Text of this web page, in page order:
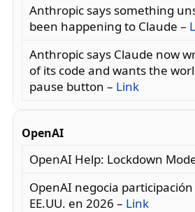
Anthropic says something
been happening to Claude –
Anthropic says Claude now
of its code and wants the
pause button – Link
OpenAI
OpenAI Help: Lockdown
OpenAI negocia
EE.UU. en 2026 – Link